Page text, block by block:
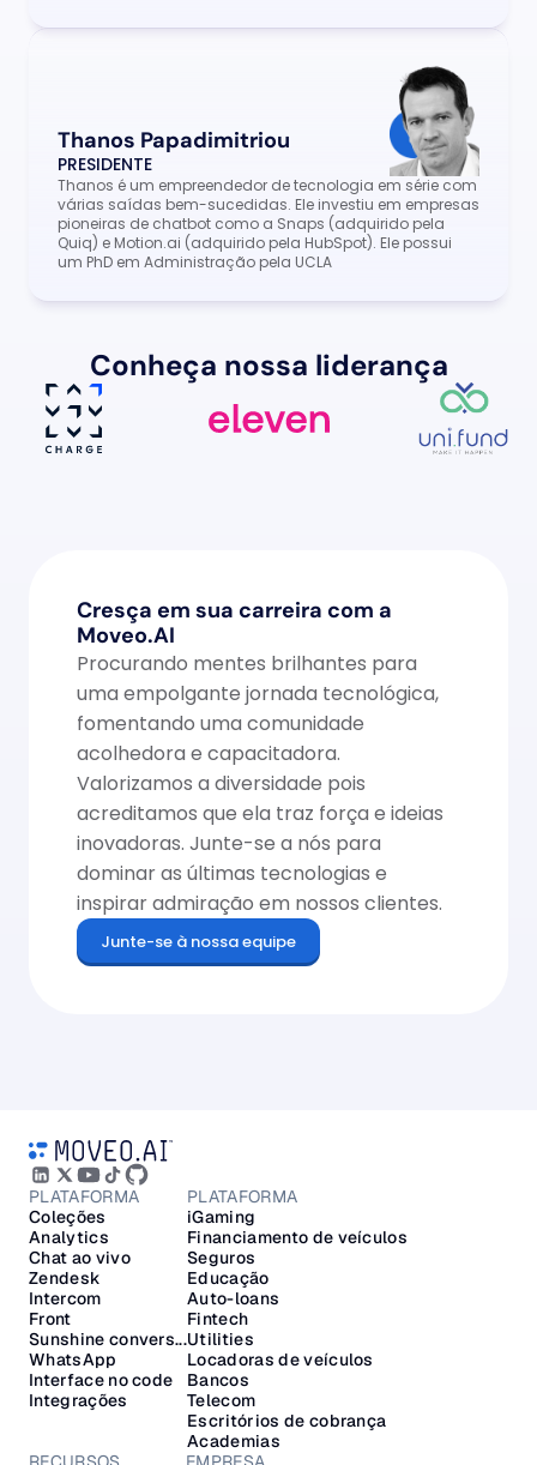
Thanos Papadimitriou
PRESIDENTE
Thanos é um empreendedor de tecnologia em série com
várias saídas bem-sucedidas. Ele investiu em empresas
pioneiras de chatbot como a Snaps (adquirido pela
Quiq) e Motion.ai (adquirido pela HubSpot). Ele possui
um PhD em Administração pela UCLA
Conheça nossa liderança
Cresça em sua carreira com a
Moveo.AI
Procurando mentes brilhantes para
uma empolgante jornada tecnológica,
fomentando uma comunidade
acolhedora e capacitadora.
Valorizamos a diversidade pois
acreditamos que ela traz força e ideias
inovadoras. Junte-se a nós para
dominar as últimas tecnologias e
inspirar admiração em nossos clientes.
Junte-se à nossa equipe
PLATAFORMA
Interface no code
Coleções
Analytics
Chat ao vivo
Zendesk
Intercom
Front
WhatsApp
Sunshine convers...
Integrações
PLATAFORMA
Financiamento de veículos
Seguros
iGaming
Educação
Auto-loans
Fintech
Utilities
Locadoras de veículos
Bancos
Telecom
Escritórios de cobrança
Academias